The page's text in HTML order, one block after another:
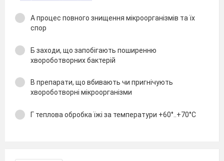
А процес повного знищення мікроорганізмів та їх
спор
Б заходи, що запобігають поширенню
хвороботворних бактерій
В препарати, що вбивають чи пригнічують
хвороботворні мікроорганізми
Г теплова обробка їжі за температури +60°..+70°С